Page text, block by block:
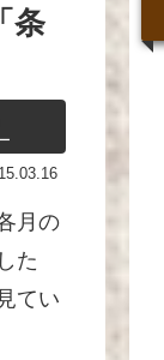
条
月の
た
てい